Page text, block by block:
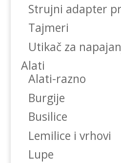
Strujni adapter
Tajmeri
Utikač za
Alati
Alati-razno
Burgije
Busilice
Lemilice i vrhovi
Lupe